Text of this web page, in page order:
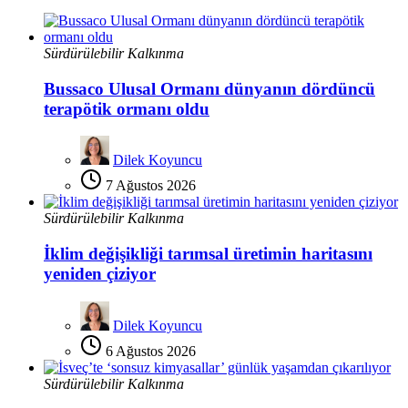
Sürdürülebilir Kalkınma
Bussaco Ulusal Ormanı dünyanın dördüncü
terapötik ormanı oldu
Dilek Koyuncu
7 Ağustos 2026
Sürdürülebilir Kalkınma
İklim değişikliği tarımsal üretimin haritasını
yeniden çiziyor
Dilek Koyuncu
6 Ağustos 2026
Sürdürülebilir Kalkınma